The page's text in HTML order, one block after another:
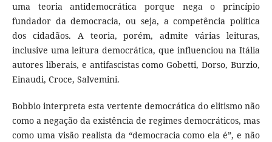
uma teoria antidemocrática porque nega o princípio
fundador da democracia, ou seja, a competência política
dos cidadãos. A teoria, porém, admite várias leituras,
inclusive uma leitura democrática, que influenciou na Itália
autores liberais, e antifascistas como Gobetti, Dorso, Burzio,
Einaudi, Croce, Salvemini.
Bobbio interpreta esta vertente democrática do elitismo não
como a negação da existência de regimes democráticos, mas
como uma visão realista da “democracia como ela é”, e não